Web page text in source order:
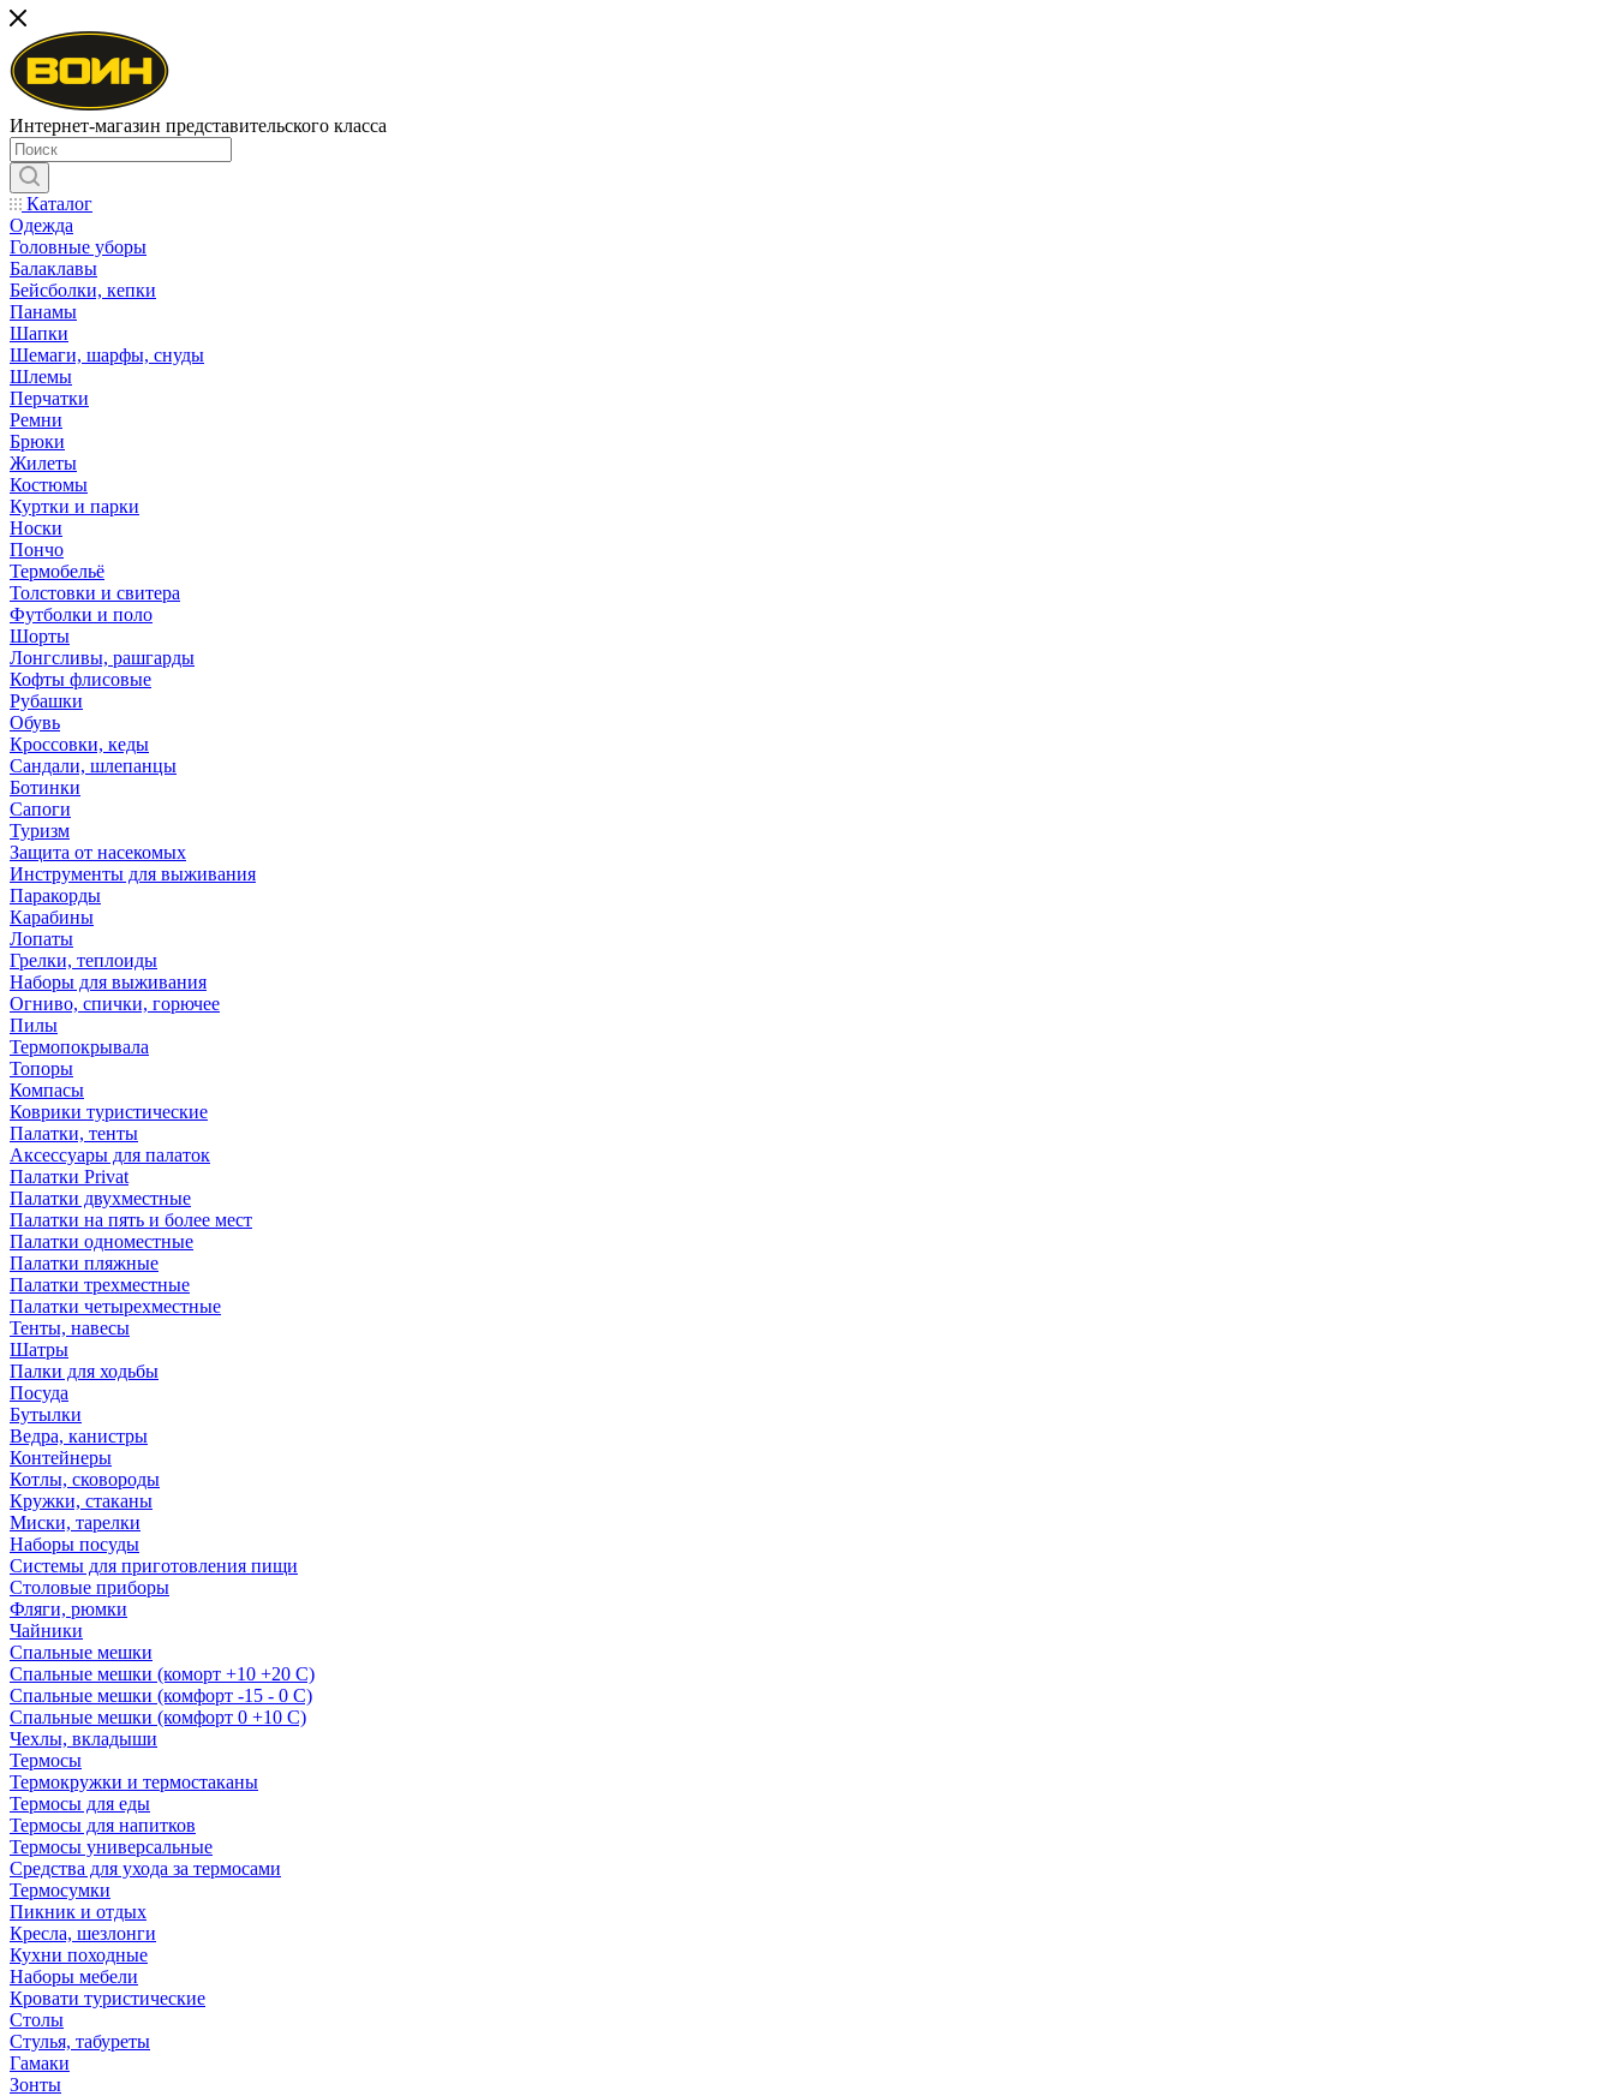
Интернет-магазин представительского класса
Каталог
Одежда
Головные уборы
Балаклавы
Бейсболки, кепки
Панамы
Шапки
Шемаги, шарфы, снуды
Шлемы
Перчатки
Ремни
Брюки
Жилеты
Костюмы
Куртки и парки
Носки
Пончо
Термобельё
Толстовки и свитера
Футболки и поло
Шорты
Лонгсливы, рашгарды
Кофты флисовые
Рубашки
Обувь
Кроссовки, кеды
Сандали, шлепанцы
Ботинки
Сапоги
Туризм
Защита от насекомых
Инструменты для выживания
Паракорды
Карабины
Лопаты
Грелки, теплоиды
Наборы для выживания
Огниво, спички, горючее
Пилы
Термопокрывала
Топоры
Компасы
Коврики туристические
Палатки, тенты
Аксессуары для палаток
Палатки Privat
Палатки двухместные
Палатки на пять и более мест
Палатки одноместные
Палатки пляжные
Палатки трехместные
Палатки четырехместные
Тенты, навесы
Шатры
Палки для ходьбы
Посуда
Бутылки
Ведра, канистры
Контейнеры
Котлы, сковороды
Кружки, стаканы
Миски, тарелки
Наборы посуды
Системы для приготовления пищи
Столовые приборы
Фляги, рюмки
Чайники
Спальные мешки
Спальные мешки (коморт +10 +20 С)
Спальные мешки (комфорт -15 - 0 С)
Спальные мешки (комфорт 0 +10 С)
Чехлы, вкладыши
Термосы
Термокружки и термостаканы
Термосы для еды
Термосы для напитков
Термосы универсальные
Средства для ухода за термосами
Термосумки
Пикник и отдых
Кресла, шезлонги
Кухни походные
Наборы мебели
Кровати туристические
Столы
Стулья, табуреты
Гамаки
Зонты